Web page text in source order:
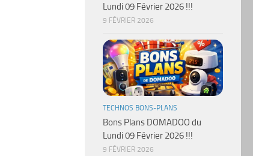
Lundi 09 Février 2026 !!!
9 FÉVRIER 2026
TECHNOS BONS-PLANS
Bons Plans DOMADOO du
Lundi 09 Février 2026 !!!
9 FÉVRIER 2026